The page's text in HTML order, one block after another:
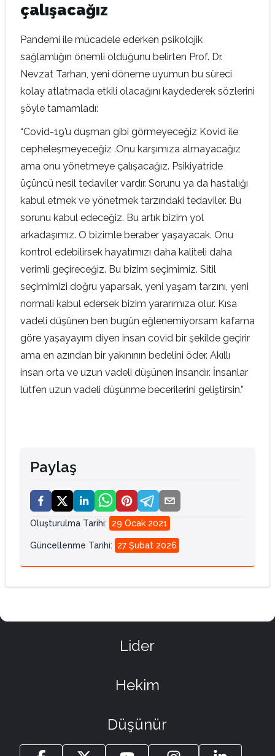
çalışacağız
Pandemi ile mücadele ederken psikolojik
sağlamlığın önemli olduğunu belirten Prof. Dr.
Nevzat Tarhan, yeni döneme uyumun bu süreci
kolay atlatmada etkili olacağını kaydederek sözlerini
şöyle tamamladı:
“Covid-19’u düşman gibi görmeyeceğiz Kovid ile
cepheleşmeyeceğiz .Onu karşımıza almayacağız
ama onu yönetmeye çalışacağız. Psikiyatride
üçüncü nesil tedaviler vardır. Sorunu ya da hastalığı
kabul etmek ve yönetmek tarzındaki tedaviler. Bu
sorunu kabul edeceğiz. Bu artık bizim yol
arkadaşımız. O bizimle beraber yaşayacak. Onu
kontrol edebilirsek hayatımızı daha kaliteli daha
verimli geçireceğiz. Bu bizim seçimimiz. Sitil
seçimimizi doğru yaparsak, yeni yaşam tarzını, yeni
normali kabul edersek bizim yararımıza olur. Kısa
vadeli düşünen ben bugün eğlenemiyorsam kafama
göre yaşayayım diyen insan covid bir şekilde geçirir
ama en azından bir yakınının bedelini öder. Akıllı
insan orta ve uzun vadeli düşünen insandır. İnsanlar
lütfen uzun vadeli düşünme becerilerini geliştirsin.”
Paylaş
Oluşturulma Tarihi: 29 Ocak 2021
Güncellenme Tarihi: 27 Şubat 2026
Lider
Hekim
Düşünür